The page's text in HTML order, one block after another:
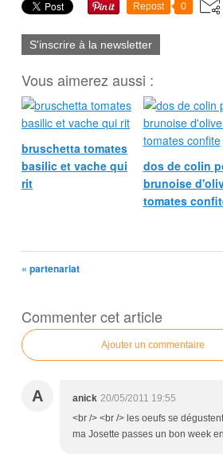
Repost 0
S'inscrire à la newsletter
Vous aimerez aussi :
bruschetta tomates
basilic et vache qui
rit
dos de colin
brunoise
tomates
« partenariat
Commenter cet article
Ajouter un commentaire
A anick 20/05/2011 19:55
<br /> <br /> les oeufs se
ma Josette passes un bon week